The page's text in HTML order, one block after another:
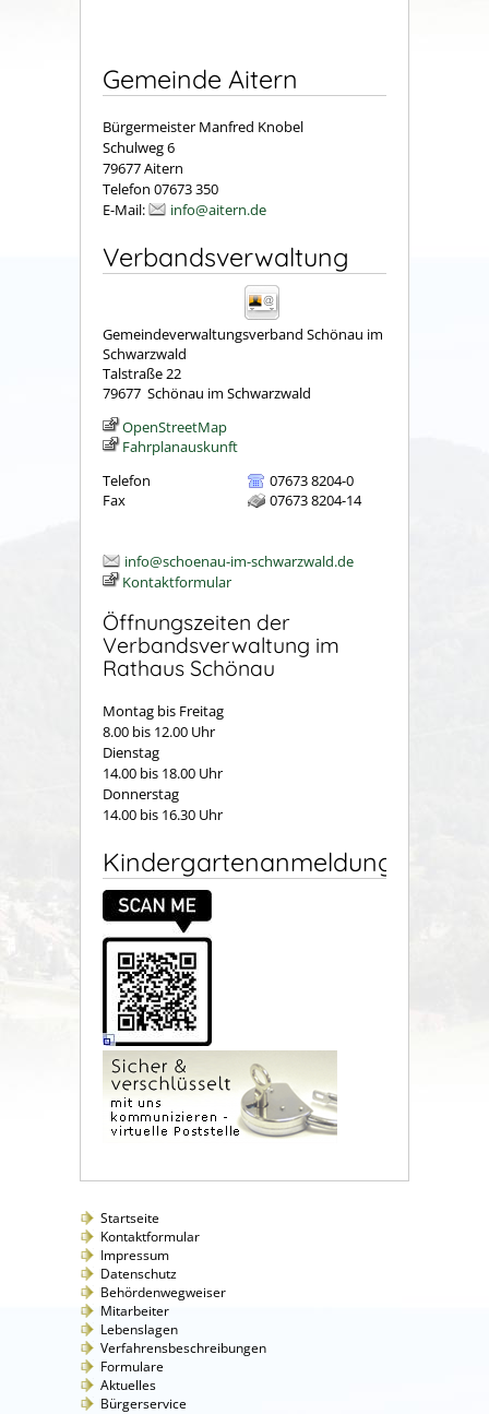
Gemeinde Aitern
Bürgermeister Manfred Knobel
Schulweg 6
79677 Aitern
Telefon 07673 350
E-Mail:
info@aitern.de
Verbandsverwaltung
Gemeindeverwaltungsverband Schönau im
Schwarzwald
Talstraße 22
79677 Schönau im Schwarzwald
OpenStreetMap
Fahrplanauskunft
Telefon
07673 8204-0
Fax
07673 8204-14
info@schoenau-im-schwarzwald.de
Kontaktformular
Öffnungszeiten der
Verbandsverwaltung im
Rathaus Schönau
Montag bis Freitag
8.00 bis 12.00 Uhr
Dienstag
14.00 bis 18.00 Uhr
Donnerstag
14.00 bis 16.30 Uhr
Kindergartenanmeldung
Startseite
Kontaktformular
Impressum
Datenschutz
Behördenwegweiser
Mitarbeiter
Lebenslagen
Verfahrensbeschreibungen
Formulare
Aktuelles
Bürgerservice